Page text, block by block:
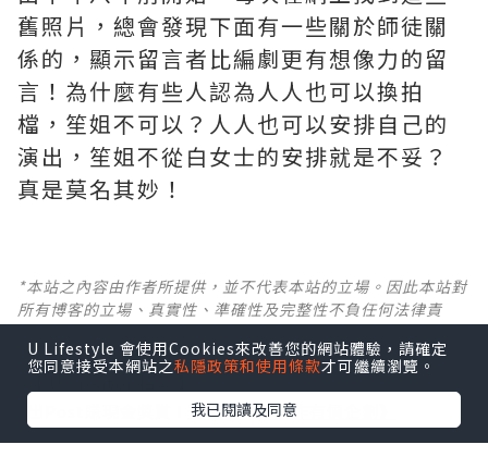
舊照片，總會發現下面有一些關於師徒關
係的，顯示留言者比編劇更有想像力的留
言！為什麼有些人認為人人也可以換拍
檔，笙姐不可以？人人也可以安排自己的
演出，笙姐不從白女士的安排就是不妥？
真是莫名其妙！ ​​​
*本站之內容由作者所提供，並不代表本站的立場。因此本站對
所有博客的立場、真實性、準確性及完整性不負任何法律責
任。
【 U Creator 招募 】
登記《社群創作有價企劃》
U Lifestyle 會使用Cookies來改善您的網站體驗，請確定
您同意接受本網站之私隱政策和使用條款才可繼續瀏覽。
我已閱讀及同意